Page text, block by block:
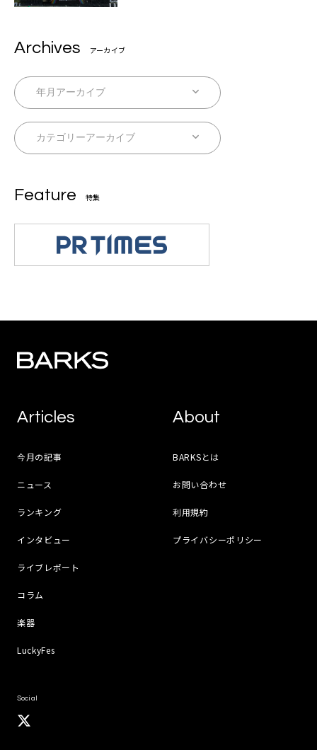
Archives アーカイブ
Feature 特集
Articles
今月の記事
ニュース
ランキング
インタビュー
ライブレポート
コラム
楽器
LuckyFes
About
BARKSとは
お問い合わせ
利用規約
プライバシーポリシー
Social